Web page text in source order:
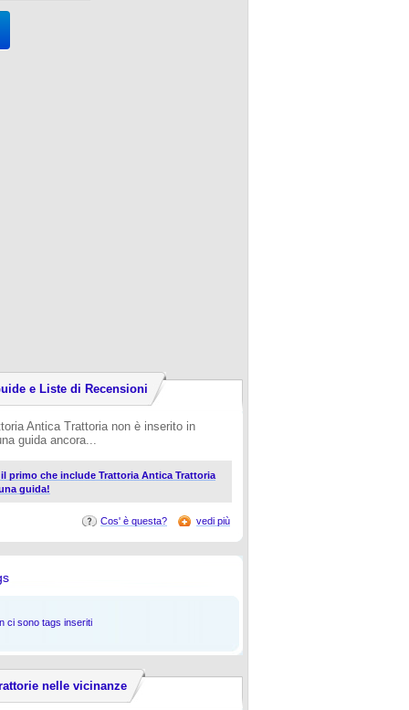
e Liste di Recensioni
Antica Trattoria non è inserito in
guida ancora...
primo che include Trattoria Antica Trattoria
guida!
Cos' è questa? vedi più
ci sono tags inseriti
nelle vicinanze